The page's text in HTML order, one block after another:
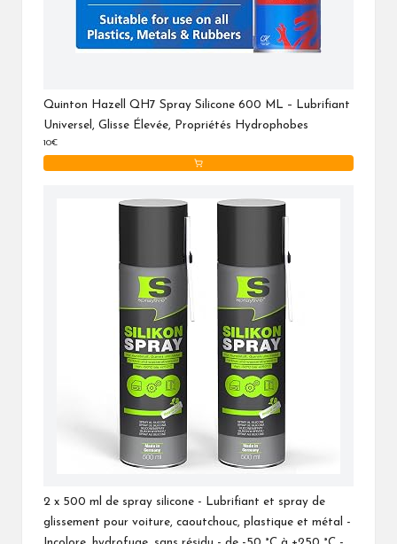
Quinton Hazell QH7 Spray Silicone 600 ML – Lubrifiant
Universel, Glisse Élevée, Propriétés Hydrophobes
10€
2 x 500 ml de spray silicone - Lubrifiant et spray de
glissement pour voiture, caoutchouc, plastique et métal -